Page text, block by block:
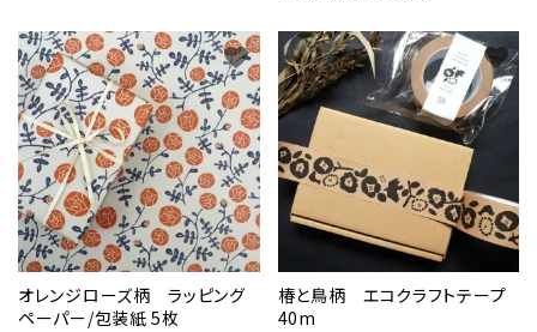
オレンジローズ柄 ラッピング
ペーパー/包装紙 5枚
favorite
椿と鳥柄 エコクラフトテープ
40m
favorite